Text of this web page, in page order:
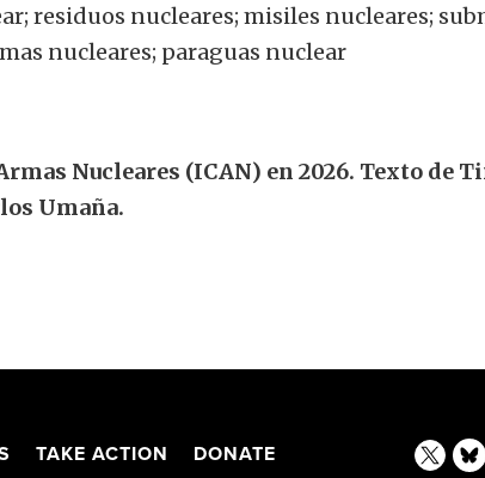
residuos nucleares; misiles nucleares;
nucleares; paraguas nuclear
Nucleares (ICAN) en 2026. Texto de
Umaña.
TAKE ACTION DONATE